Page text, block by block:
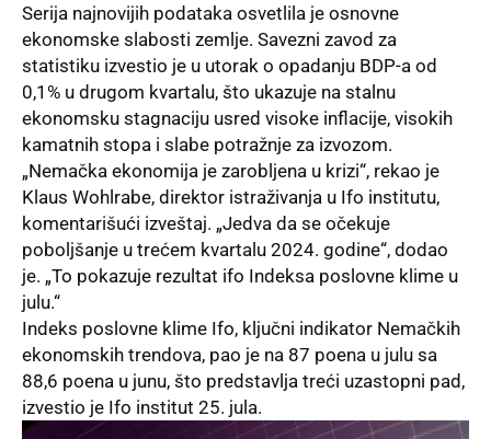
Serija najnovijih podataka osvetlila je osnovne
ekonomske slabosti zemlje. Savezni zavod za
statistiku izvestio je u utorak o opadanju BDP-a od
0,1% u drugom kvartalu, što ukazuje na stalnu
ekonomsku stagnaciju usred visoke inflacije, visokih
kamatnih stopa i slabe potražnje za izvozom.
„Nemačka ekonomija je zarobljena u krizi“, rekao je
Klaus Wohlrabe, direktor istraživanja u Ifo institutu,
komentarišući izveštaj. „Jedva da se očekuje
poboljšanje u trećem kvartalu 2024. godine“, dodao
je. „To pokazuje rezultat ifo Indeksa poslovne klime u
julu.“
Indeks poslovne klime Ifo, ključni indikator Nemačkih
ekonomskih trendova, pao je na 87 poena u julu sa
88,6 poena u junu, što predstavlja treći uzastopni pad,
izvestio je Ifo institut 25. jula.